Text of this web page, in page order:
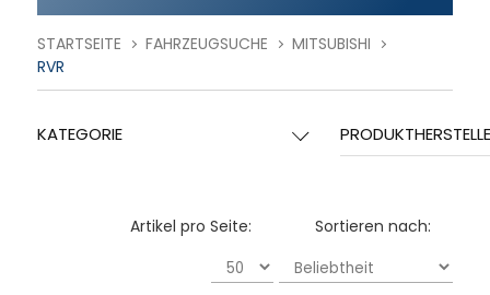
STARTSEITE FAHRZEUGSUCHE
MITSUBISHI
RVR
KATEGORIE
Sortieren nach:
Artikel pro Seite: